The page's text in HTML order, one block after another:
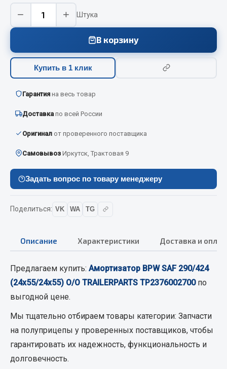
Аптечки и знаки автомобильные
Брызговики
Вентиляторы кабины
Смазочные материалы
МЕТИЗЫ
Гайки
Кольца стопорные
Пресс-масленки
Пробки
− + Штука
В корзину
Купить в 1 клик
Гарантия на весь товар
Доставка по всей России
Оригинал от проверенного поставщика
Самовывоз Иркутск, Трактовая 9
Задать вопрос по товару менеджеру
Поделиться: VK WA TG
Описание Характеристики Доставка и
Предлагаем купить: Амортизатор BPW SAF 290/424
(24х55/24х55) О/О TRAILERPARTS TP2376002700по
выгодной цене.
Мы тщательно отбираем товары категории: Запчасти
на полуприцепы у проверенных поставщиков, чтобы
гарантировать их надежность, функциональность и
долговечность.